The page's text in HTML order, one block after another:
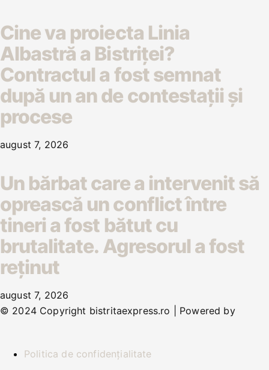
Cine va proiecta Linia
Albastră a Bistriței?
Contractul a fost semnat
după un an de contestații și
procese
august 7, 2026
Un bărbat care a intervenit să
oprească un conflict între
tineri a fost bătut cu
brutalitate. Agresorul a fost
reținut
august 7, 2026
© 2024 Copyright bistritaexpress.ro | Powered by
Politica de confidențialitate